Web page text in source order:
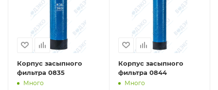
Корпус засыпного
фильтра 0835
Много
Корпус засыпного
фильтра 0844
Много